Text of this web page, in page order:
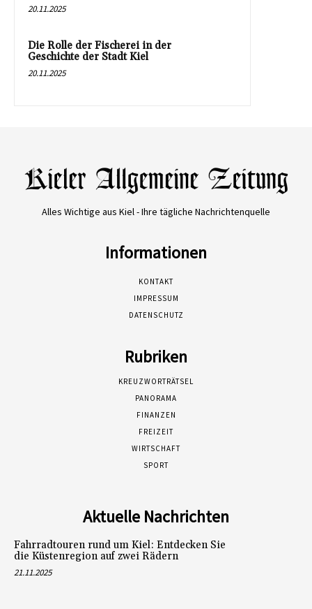
20.11.2025
Die Rolle der Fischerei in der
Geschichte der Stadt Kiel
20.11.2025
Alles Wichtige aus Kiel - Ihre tägliche Nachrichtenquelle
Informationen
KONTAKT
IMPRESSUM
DATENSCHUTZ
Rubriken
KREUZWORTRÄTSEL
PANORAMA
FINANZEN
FREIZEIT
WIRTSCHAFT
SPORT
Aktuelle Nachrichten
Fahrradtouren rund um Kiel: Entdecken Sie
die Küstenregion auf zwei Rädern
21.11.2025